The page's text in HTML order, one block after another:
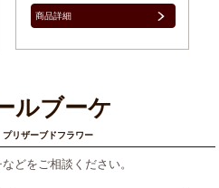
商品詳細
ルブーケ
リザーブドフラワー
どをご相談ください。